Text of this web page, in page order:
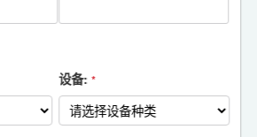
设备: *